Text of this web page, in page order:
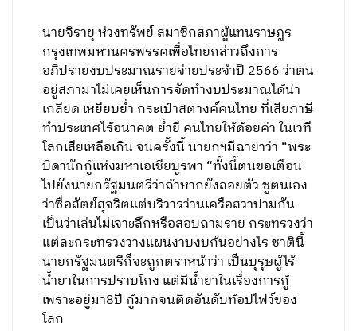
นายจิรายุ ห่วงทรัพย์ สมาชิกสภาผู้แทนราษฎร
กรุงเทพมหานครพรรคเพื่อไทยกล่าวถึงการ
อภิปรายงบประมาณรายจ่ายประจำปี 2566 ว่าตน
อยู่สภามาไม่เคยเห็นการจัดทำงบประมาณได้น่า
เกลียด เหยียบย่ำ กระเป๋าสตางค์คนไทย ที่เสียภาษี
ทำประเทศไร้อนาคต ย่ำยี คนไทยให้ด้อยค่า ในเวที
โลกเสียเหลือเกิน จนครั้งนี้ นายกฯมีฉายาว่า “พระ
บิดานักกู้แห่งมหาเอเชียบูรพา “ทั้งนี้ตนขอเตือน
ไปยังนายกรัฐมนตรีว่าถ้าหากยังลอยตัว ชูตนเอง
ว่าซื่อสัตย์สุจริตแต่บริวารว่านเครือสวาปามกัน
เป็นว่าเล่นไม่เจาะลึกหรือสอบถามราย กระทรวงว่า
แต่ละกระทรวงวางแผนงาบงบกันอย่างไร ชาตินี้
นายกรัฐมนตรีก็จะถูกตราหน้าว่า เป็นบุรุษผู้ไร้
น้ำยาในการปราบโกง แต่มีน้ำยาในเรื่องการกู้
เพราะอยู่มา8ปี กู้มากจนติดอันดับท้อปไฟว์ของ
โลก